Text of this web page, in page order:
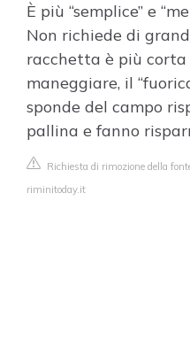
È più “semplice” e
Non richiede di
racchetta è più
maneggiare, il
sponde del campo
pallina e fanno
Richiesta di rimozione della
riminitoday.it